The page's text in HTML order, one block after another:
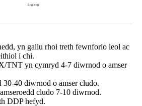
Logisteg
yn gallu rhoi treth fewnforio leol ac
i chi.
TNT yn cymryd 4-7 diwrnod o amser
40 diwrnod o amser cludo.
cludo 7-10 diwrnod.
DDP hefyd.